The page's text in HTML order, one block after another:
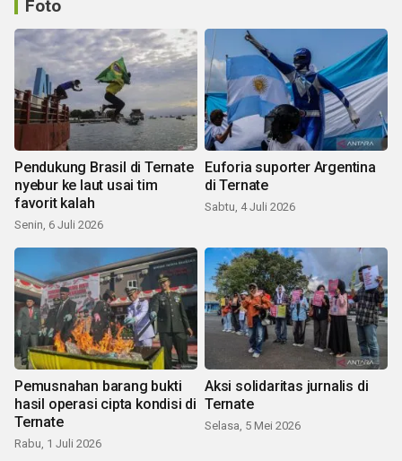
Foto
Pendukung Brasil di Ternate
nyebur ke laut usai tim
favorit kalah
Senin, 6 Juli 2026
Euforia suporter Argentina
di Ternate
Sabtu, 4 Juli 2026
Pemusnahan barang bukti
hasil operasi cipta kondisi di
Ternate
Rabu, 1 Juli 2026
Aksi solidaritas jurnalis di
Ternate
Selasa, 5 Mei 2026